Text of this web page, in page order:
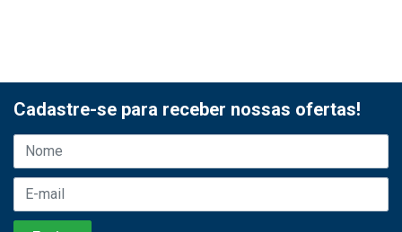
Cadastre-se para receber nossas ofertas!